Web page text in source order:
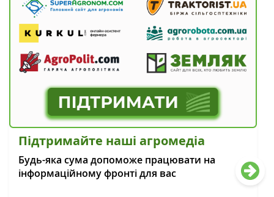
Підтримайте наші агромедіа
Будь-яка сума допоможе працювати на
інформаційному фронті для вас